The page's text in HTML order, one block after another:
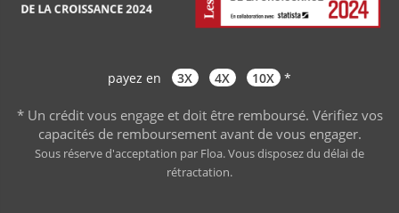
payez en 3X 4X 10X *
* Un crédit vous engage et doit être remboursé. Vérifiez vos
capacités de remboursement avant de vous engager.
Sous réserve d'acceptation par Floa. Vous disposez du délai de
rétractation.